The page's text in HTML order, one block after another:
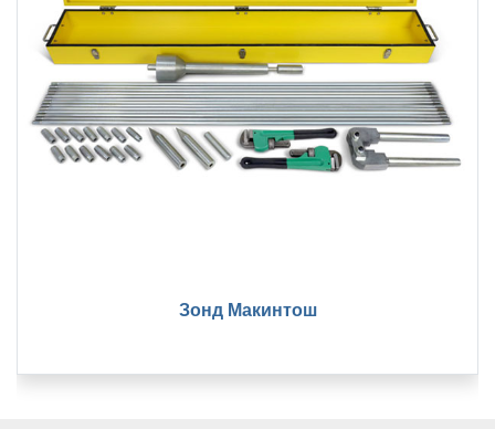
Зонд Макинтош